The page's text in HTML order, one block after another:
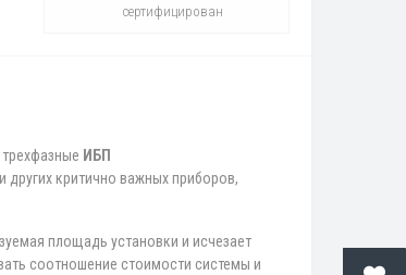
сертифицирован
ИБП
критично важных приборов,
площадь установки и исчезает
соотношение стоимости системы и